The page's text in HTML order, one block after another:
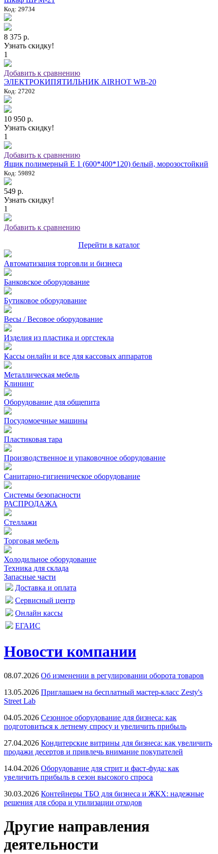
Код: 29734
8 375 р.
Узнать скидку!
1
Добавить к сравнению
ЭЛЕКТРОКИПЯТИЛЬНИК AIRHOT WB-20
Код: 27202
10 950 р.
Узнать скидку!
1
Добавить к сравнению
Ящик полимерный E 1 (600*400*120) белый, морозостойкий
Код: 59892
549 р.
Узнать скидку!
1
Добавить к сравнению
Перейти в каталог
Автоматизация торговли и бизнеса
Банковское оборудование
Бутиковое оборудование
Весы / Весовое оборудование
Изделия из пластика и оргстекла
Кассы онлайн и все для кассовых аппаратов
Металлическая мебель
Клининг
Оборудование для общепита
Посудомоечные машины
Пластиковая тара
Производственное и упаковочное оборудование
Санитарно-гигиеническое оборудование
Системы безопасности
РАСПРОДАЖА
Стеллажи
Торговая мебель
Холодильное оборудование
Техника для склада
Запасные части
Доставка и оплата
Сервисный центр
Онлайн кассы
ЕГАИС
Новости компании
08.07.2026 Об изменении в регулировании оборота товаров
13.05.2026 Приглашаем на бесплатный мастер-класс Zesty's
Street Lab
04.05.2026 Сезонное оборудование для бизнеса: как
подготовиться к летнему спросу и увеличить прибыль
27.04.2026 Кондитерские витрины для бизнеса: как увеличить
продажи десертов и привлечь внимание покупателей
14.04.2026 Оборудование для стрит и фаст-фуда: как
увеличить прибыль в сезон высокого спроса
30.03.2026 Контейнеры ТБО для бизнеса и ЖКХ: надежные
решения для сбора и утилизации отходов
Другие направления
деятельности